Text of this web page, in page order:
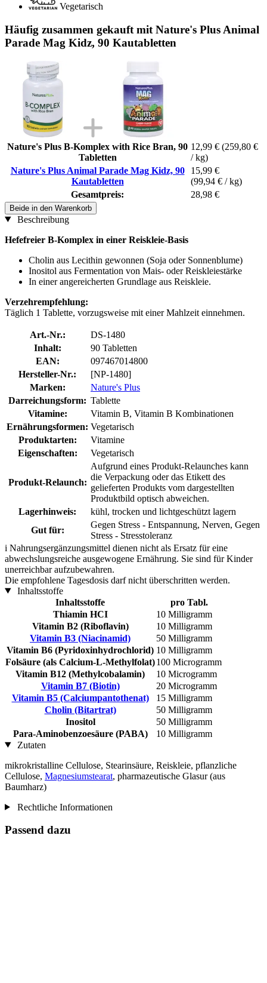
Vegetarisch
Häufig zusammen gekauft mit Nature's Plus Animal
Parade Mag Kidz, 90 Kautabletten
Nature's Plus B-Komplex with Rice Bran, 90
Tabletten
12,99 € (259,80 €
/ kg)
Nature's Plus Animal Parade Mag Kidz, 90
Kautabletten
15,99 €
(99,94 € / kg)
Gesamtpreis:
28,98 €
Beide in den Warenkorb
Beschreibung
Hefefreier B-Komplex in einer Reiskleie-Basis
Cholin aus Lecithin gewonnen (Soja oder Sonnenblume)
Inositol aus Fermentation von Mais- oder Reiskleiestärke
In einer angereicherten Grundlage aus Reiskleie.
Verzehrempfehlung:
Täglich 1 Tablette, vorzugsweise mit einer Mahlzeit einnehmen.
Art.-Nr.:
DS-1480
Inhalt:
90 Tabletten
EAN:
097467014800
Hersteller-Nr.:
[NP-1480]
Marken:
Nature's Plus
Darreichungsform: Tablette
Vitamine:
Vitamin B, Vitamin B Kombinationen
Ernährungsformen: Vegetarisch
Produktarten:
Vitamine
Eigenschaften:
Vegetarisch
Produkt-Relaunch:
Aufgrund eines Produkt-Relaunches kann
die Verpackung oder das Etikett des
gelieferten Produkts vom dargestellten
Produktbild optisch abweichen.
Lagerhinweis:
kühl, trocken und lichtgeschützt lagern
Gut für:
Gegen Stress - Entspannung, Nerven, Gegen
Stress - Stresstoleranz
i Nahrungsergänzungsmittel dienen nicht als Ersatz für eine
abwechslungsreiche ausgewogene Ernährung. Sie sind für Kinder
unerreichbar aufzubewahren.
Die empfohlene Tagesdosis darf nicht überschritten werden.
Inhaltsstoffe
Inhaltsstoffe
pro Tabl.
Thiamin HCI
10 Milligramm
Vitamin B2 (Riboflavin)
10 Milligramm
Vitamin B3 (Niacinamid)
50 Milligramm
Vitamin B6 (Pyridoxinhydrochlorid) 10 Milligramm
Folsäure (als Calcium-L-Methylfolat)100 Microgramm
Vitamin B12 (Methylcobalamin)
10 Microgramm
Vitamin B7 (Biotin)
20 Microgramm
Vitamin B5 (Calciumpantothenat)
15 Milligramm
Cholin (Bitartrat)
50 Milligramm
Inositol
50 Milligramm
Para-Aminobenzoesäure (PABA)
10 Milligramm
Zutaten
mikrokristalline Cellulose, Stearinsäure, Reiskleie, pflanzliche
Cellulose, Magnesiumstearat, pharmazeutische Glasur (aus
Baumharz)
Rechtliche Informationen
Passend dazu